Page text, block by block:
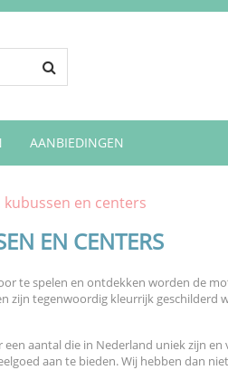
AANBIEDINGEN
en centers
EN CENTERS
te spelen en ontdekken worden de
zijn tegenwoordig kleurrijk geschilderd
aantal die in Nederland uniek zijn en
aan te bieden. Wij hebben dan